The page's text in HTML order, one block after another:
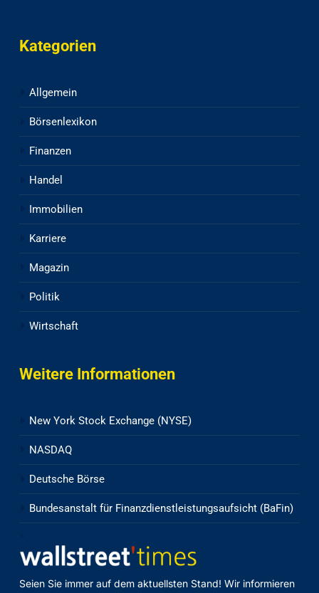
Kategorien
Allgemein
Börsenlexikon
Finanzen
Handel
Immobilien
Karriere
Magazin
Politik
Wirtschaft
Weitere Informationen
New York Stock Exchange (NYSE)
NASDAQ
Deutsche Börse
Bundesanstalt für Finanzdienstleistungsaufsicht (BaFin)
Seien Sie immer auf dem aktuellsten Stand! Wir informieren